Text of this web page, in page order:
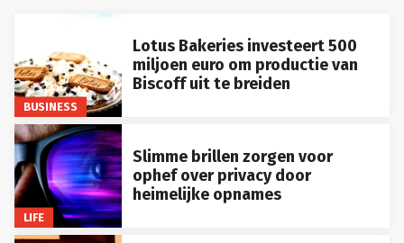
BUSINESS
Lotus Bakeries investeert 500
miljoen euro om productie van
Biscoff uit te breiden
LIFE
Slimme brillen zorgen voor
ophef over privacy door
heimelijke opnames